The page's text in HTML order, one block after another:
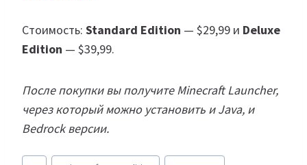
Стоимость: Standard Edition — $29,99 и Deluxe
Edition — $39,99.
После покупки вы получите Minecraft Launcher,
через который можно установить и Java, и
Bedrock версии.
Метки